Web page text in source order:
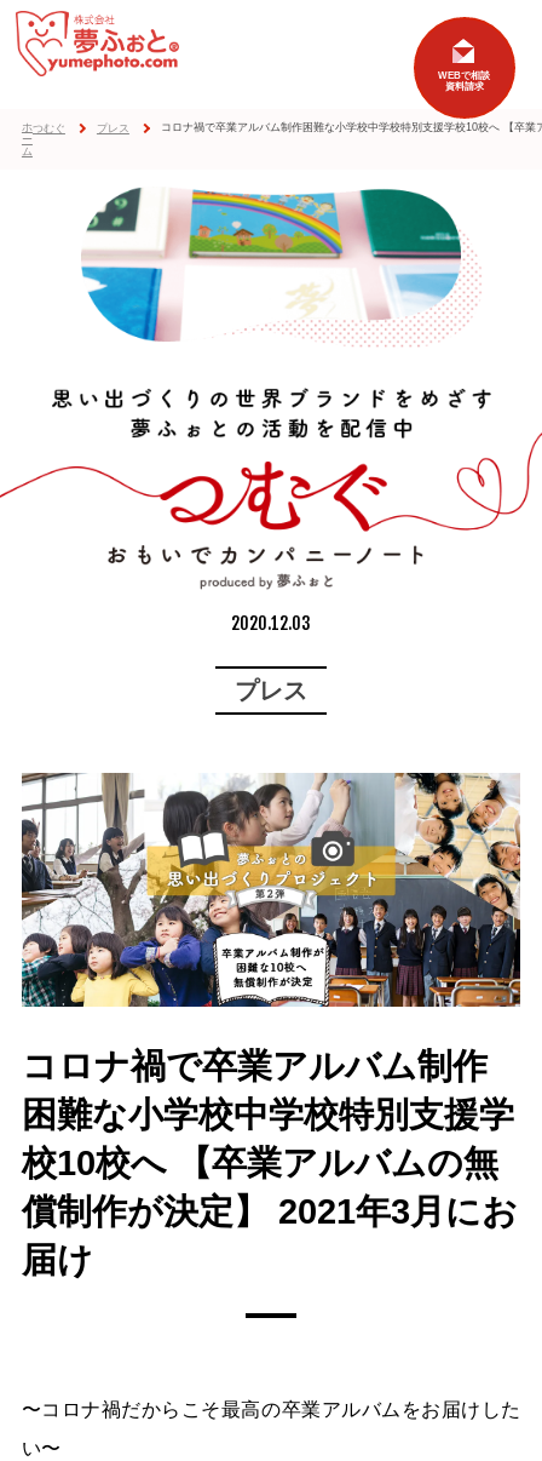
ホ
ー
ム
つむぐ プレス コロナ禍で卒業アルバム制作困難な小学校中学校特別支援学校10校へ 【卒
2020.12.03
プレス
コロナ禍で卒業アルバム制作
困難な小学校中学校特別支援学
校10校へ 【卒業アルバムの無
償制作が決定】 2021年3月にお
届け
〜コロナ禍だからこそ最高の卒業アルバムをお届けした
い〜